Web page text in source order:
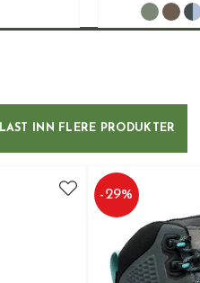
LAST INN FLERE PRODUKTER
-29%